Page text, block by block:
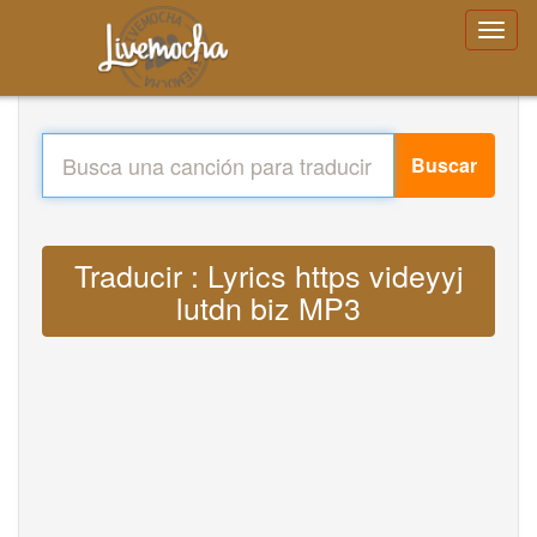
Buscar
Traducir : Lyrics https videyyj
lutdn biz MP3